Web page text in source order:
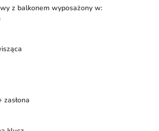
z balkonem wyposażony w:
zasłona